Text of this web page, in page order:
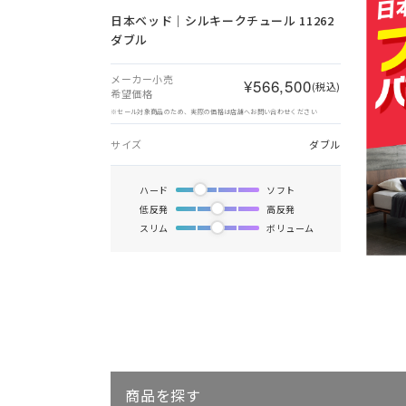
日本ベッド｜シルキークチュール 11262
ダブル
メーカー小売
希望価格
¥566,500(税込)
※セール対象商品のため、実際の価格は店舗へお問い合わせください
サイズ ダブル
ハード
ソフト
低反発
高反発
スリム
ボリューム
商品を探す